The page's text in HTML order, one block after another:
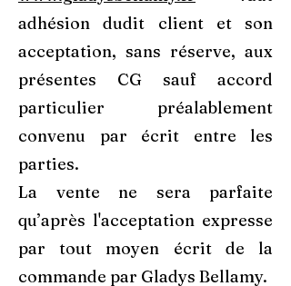
adhésion dudit client et son
acceptation, sans réserve, aux
présentes CG sauf accord
particulier préalablement
convenu par écrit entre les
parties.
La vente ne sera parfaite
qu’après l'acceptation expresse
par tout moyen écrit de la
commande par Gladys Bellamy.